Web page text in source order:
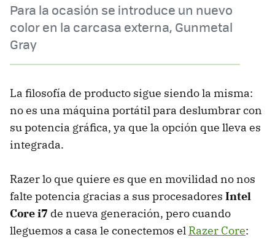
Para la ocasión se introduce un nuevo
color en la carcasa externa, Gunmetal
Gray
La filosofía de producto sigue siendo la misma:
no es una máquina portátil para deslumbrar con
su potencia gráfica, ya que la opción que lleva es
integrada.
Razer lo que quiere es que en movilidad no nos
falte potencia gracias a sus procesadores Intel
Core i7 de nueva generación, pero cuando
lleguemos a casa le conectemos el Razer Core: